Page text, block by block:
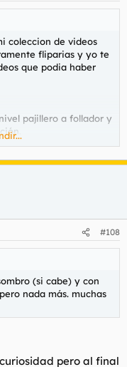
coleccion de videos
fliparias y yo te
que podia haber
pajillero a follador y
#108
(si cabe) y con
nada más. muchas
pero al final